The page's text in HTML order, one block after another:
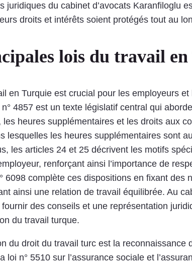
juridiques du cabinet d’avocats Karanfiloglu
droits et intérêts soient protégés tout au
lois du travail
en Turquie est crucial pour les employeurs
4857 est un texte législatif central qui
heures supplémentaires et les droits aux
lesquelles les heures supplémentaires sont
les articles 24 et 25 décrivent les motifs
renforçant ainsi l’importance de
6098 complète ces dispositions en fixant des
ainsi une relation de travail équilibrée. Au
des conseils et une représentation
du travail turque.
du droit du travail turc est la reconnaissance
n° 5510 sur l’assurance sociale et